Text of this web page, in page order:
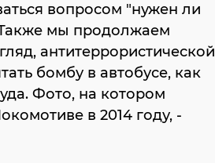
вопросом "нужен ли
мы продолжаем
антитеррористической
бомбу в автобусе, как
Фото, на котором
в 2014 году, -